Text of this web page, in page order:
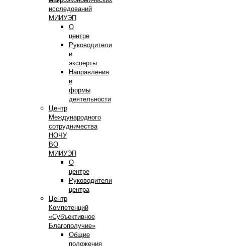
исследований
МИИУЭП
О
центре
Руководители
и
эксперты
Направления
и
формы
деятельности
Центр
Международного
сотрудничества
НОЧУ
ВО
МИИУЭП
О
центре
Руководители
центра
Центр
Компетенций
«Субъективное
Благополучие»
Общие
положения